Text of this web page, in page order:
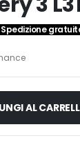
Spedizione
AL